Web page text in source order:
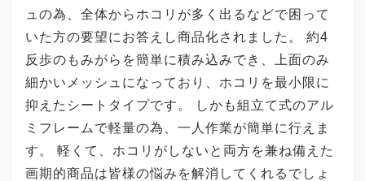
ュの為、全体からホコリが多く出るなどで困って
いた方の要望にお答えし商品化されました。 約4
反歩のもみがらを簡単に積み込みでき、上面のみ
細かいメッシュになっており、ホコリを最小限に
抑えたシートタイプです。 しかも組立て式のアル
ミフレームで軽量の為、一人作業が簡単に行えま
す。 軽くて、ホコリがしないと両方を兼ね備えた
画期的商品は皆様の悩みを解消してくれるでしょ